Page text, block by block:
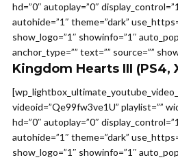
hd=”0″ autoplay=”0″
autohide=”1″ theme=”dark”
show_logo=”1″ showinfo=”1″
anchor_type=”” text=”” source=””
Kingdom Hearts III (PS4,
videoid=”Qe99fw3ve1U” playlist=””
hd=”0″ autoplay=”0″
autohide=”1″ theme=”dark”
show_logo=”1″ showinfo=”1″